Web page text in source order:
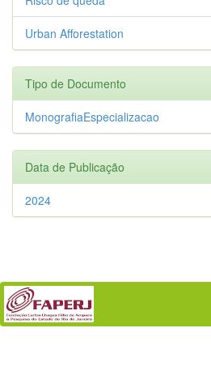
Urban Afforestation
Tipo de Documento
MonografiaEspecializacao
Data de Publicação
2024